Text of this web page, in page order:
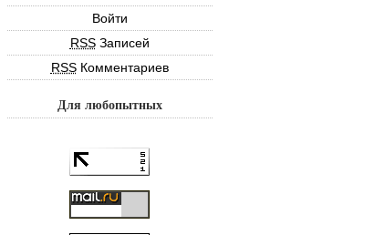
Войти
RSSЗаписей
RSSКомментариев
Для любопытных